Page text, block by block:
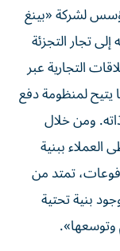
لشركة «بينغ
تجار التجزئة
التجارية عبر
يتيح لمنظومة دفع
ومن خلال
ببنية
تمتد من
بنية تحتية